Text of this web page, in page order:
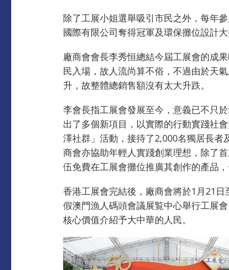
除了工展小姐選舉吸引市民之外，每年
國際有限公司奪得冠軍及環保攤位設計
廠商會會長李秀恒總結今屆工展會的成
民入場，故人流尚算不俗，不過由於天
升，故整體總銷售額沒有太大升跌。
李會長指工展會發展至今，意義已不只
出了多個新項目，以實際的行動實踐社
澤社群」活動，接待了2,000名獨居長
商會亦協助年輕人實踐創業理想，除了
伍免費在工展會攤位推廣其創作的產品，
香港工展會完結後，廠商會將於1月21
假澳門漁人碼頭會議展覧中心舉行工展
核心價值介紹予大中華的人民。